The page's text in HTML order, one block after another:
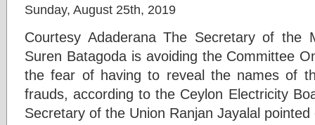
Sunday, August 25th, 2019
Courtesy Adaderana The Secretary of the
Suren Batagoda is avoiding the Committee
the fear of having to reveal the names of
frauds, according to the Ceylon Electricity
Secretary of the Union Ranjan Jayalal